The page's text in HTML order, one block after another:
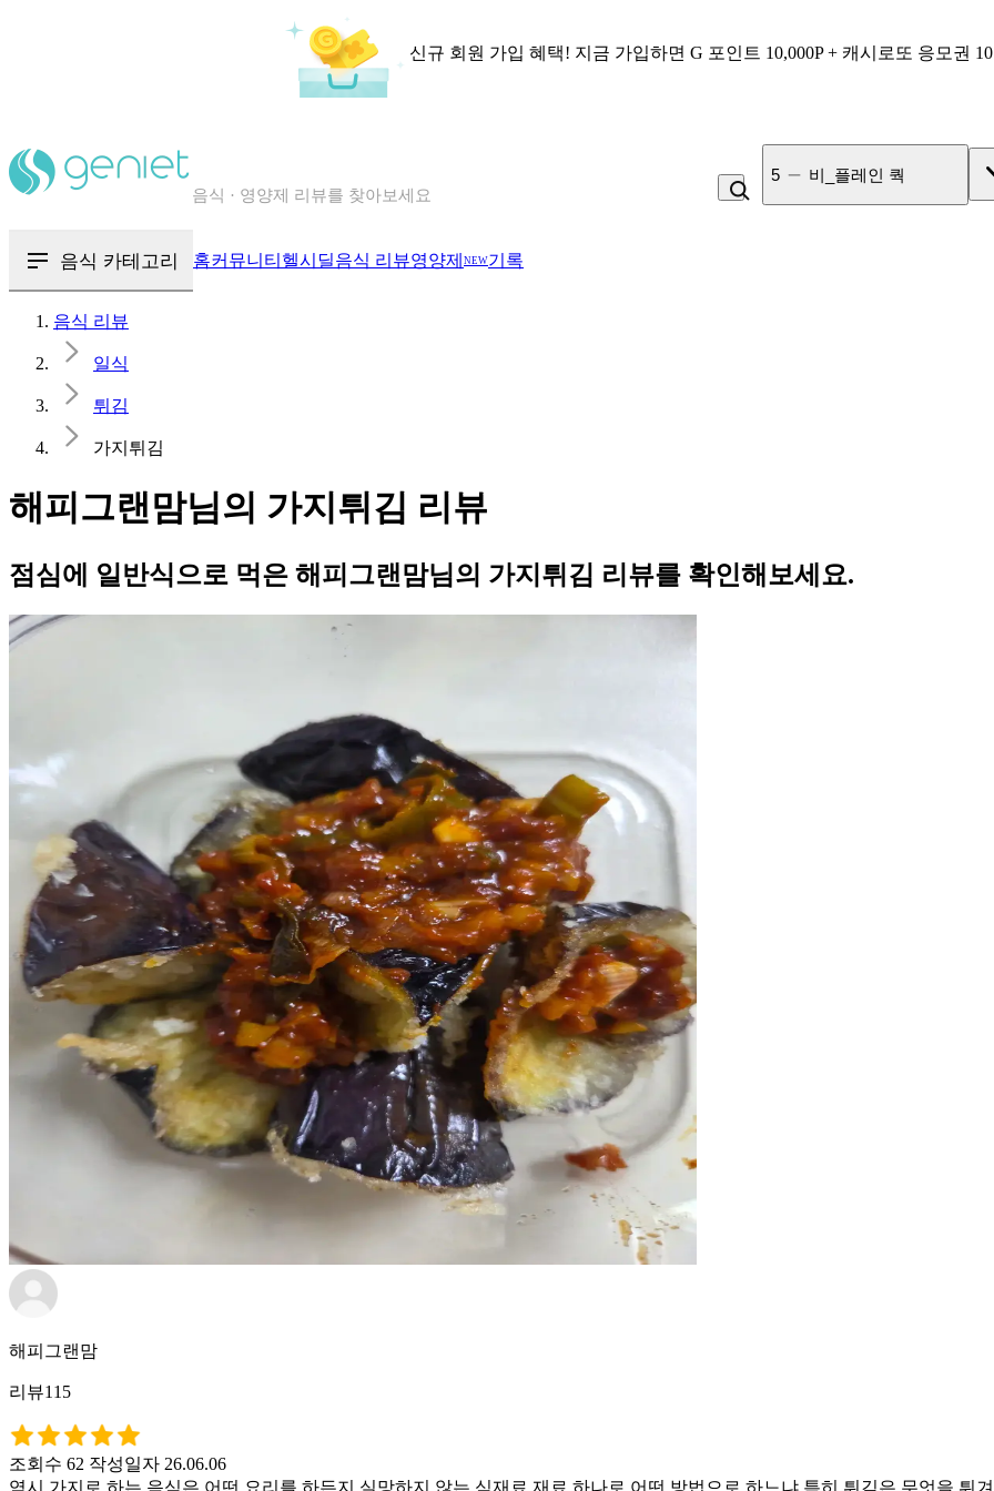
신규 회원 가입 혜택! 지금 가입하면 G 포인트 10,000P + 캐시로또 응모권
칼로리와 영양성분을 검색해보세요
6 냉면
음식 카테고리 홈커뮤니티 헬시딜음식 리뷰영양제 NEW기록
음식 리뷰
일식
튀김
가지튀김
해피그랜맘님의 가지튀김 리뷰
점심에 일반식으로 먹은 해피그랜맘님의 가지튀김 리뷰를 확인해보세요.
해피그랜맘
리뷰115
조회수 62 작성일자 26.06.06
역시 가지로 하는 음식은 어떤 요리를 하든지 실망하지 않는 식재료 재료 하나로 어떤 방법으로 하느냐 특히 튀김은 무엇을 튀